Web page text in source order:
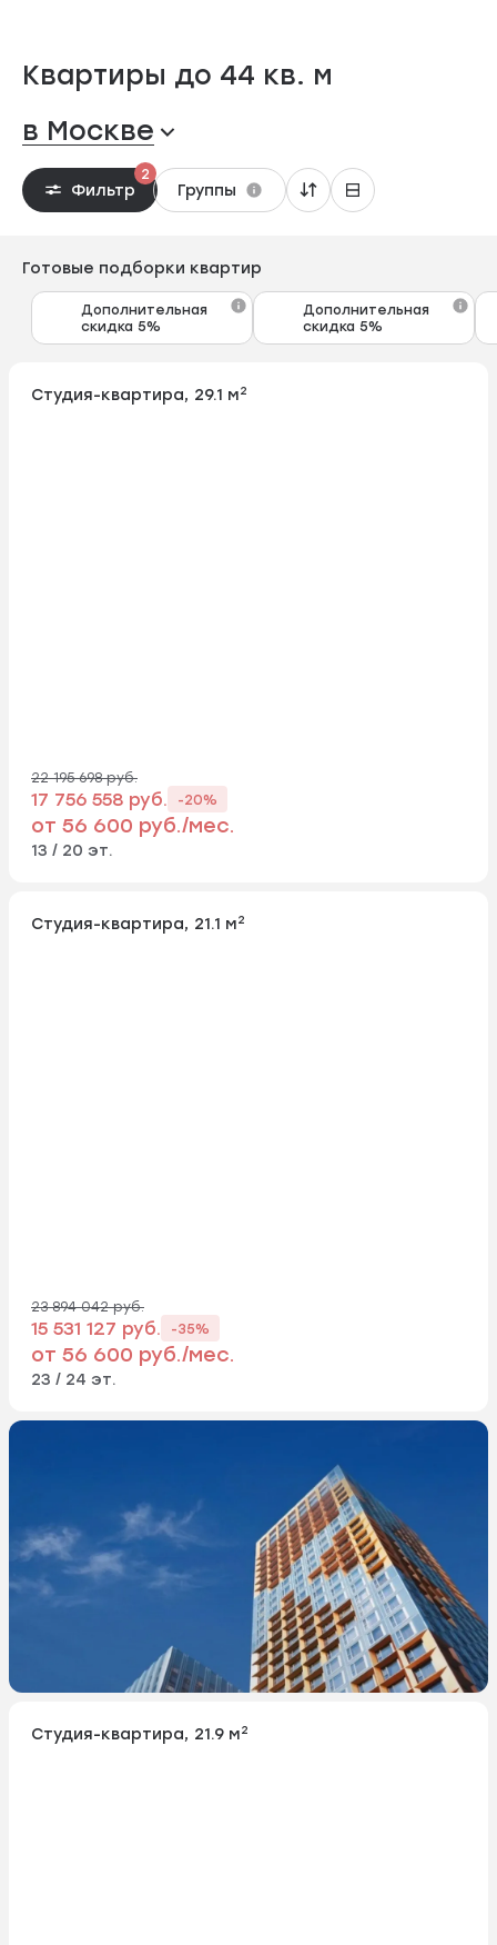
Квартиры до 44 кв. м
в Москве
Фильтр
2
Группы
Готовые подборки квартир
Дополнительная
скидка 5%
Дополнительная
скидка 5%
Студия-квартира, 29.1 м2
22 195 698 руб.
17 756 558 руб. -20%
от 56 600 руб./мес.
13 / 20 эт.
Студия-квартира, 21.1 м2
23 894 042 руб.
15 531 127 руб. -35%
от 56 600 руб./мес.
23 / 24 эт.
Студия-квартира, 21.9 м2